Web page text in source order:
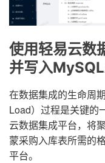
使用轻易云数
并写入
在数据集成的生命周
Load）过程是关键的
云数据集成平台，将
蒙采购入库表所需的
平台。